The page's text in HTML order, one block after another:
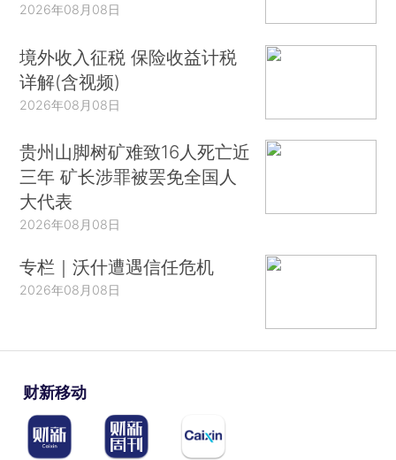
2026年08月08日
境外收入征税 保险收益计税
详解(含视频)
2026年08月08日
贵州山脚树矿难致16人死亡近
三年 矿长涉罪被罢免全国人
大代表
2026年08月08日
专栏｜沃什遭遇信任危机
2026年08月08日
财新移动